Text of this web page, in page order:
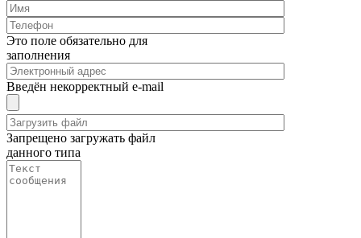
Это поле обязательно для
заполнения
Введён некорректный e-mail
Запрещено загружать файл
данного типа